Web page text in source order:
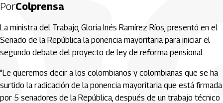
PorColprensa
La ministra del Trabajo, Gloria Inés Ramírez Ríos, presentó en el
Senado de la República la ponencia mayoritaria para iniciar el
segundo debate del proyecto de ley de reforma pensional.
"Le queremos decir a los colombianos y colombianas que se ha
surtido la radicación de la ponencia mayoritaria que está firmada
por 5 senadores de la República, después de un trabajo técnico